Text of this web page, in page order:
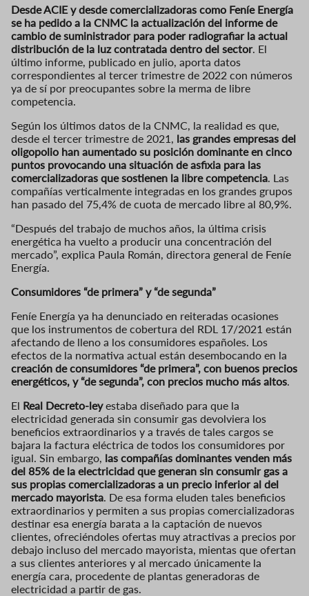
Desde ACIE y desde comercializadoras como Feníe Energía
se ha pedido a la CNMC la actualización del informe de
cambio de suministrador para poder radiografiar la actual
distribución de la luz contratada dentro del sector. El
último informe, publicado en julio, aporta datos
correspondientes al tercer trimestre de 2022 con números
ya de sí por preocupantes sobre la merma de libre
competencia.
Según los últimos datos de la CNMC, la realidad es que,
desde el tercer trimestre de 2021, las grandes empresas del
oligopolio han aumentado su posición dominante en cinco
puntos provocando una situación de asfixia para las
comercializadoras que sostienen la libre competencia . Las
compañías verticalmente integradas en los grandes grupos
han pasado del 75,4% de cuota de mercado libre al 80,9%.
“Después del trabajo de muchos años, la última crisis
energética ha vuelto a producir una concentración del
mercado”, explica Paula Román, directora general de Feníe
Energía.
Consumidores “de primera” y “de segunda”
Feníe Energía ya ha denunciado en reiteradas ocasiones
que los instrumentos de cobertura del RDL 17/2021 están
afectando de lleno a los consumidores españoles. Los
efectos de la normativa actual están desembocando en la
creación de consumidores “de primera”, con buenos precios
energéticos, y “de segunda”, con precios mucho más altos
El Real Decreto-leyestaba diseñado para que la
electricidad generada sin consumir gas devolviera los
beneficios extraordinarios y a través de tales cargos se
bajara la factura eléctrica de todos los consumidores por
igual. Sin embargo, las compañías dominantes venden más
del 85% de la electricidad que generan sin consumir gas a
sus propias comercializadoras a un precio inferior al del
mercado mayorista . De esa forma eluden tales beneficios
extraordinarios y permiten a sus propias comercializadoras
destinar esa energía barata a la captación de nuevos
clientes, ofreciéndoles ofertas muy atractivas a precios por
debajo incluso del mercado mayorista, mientas que ofertan
a sus clientes anteriores y al mercado únicamente la
energía cara, procedente de plantas generadoras de
electricidad a partir de gas.